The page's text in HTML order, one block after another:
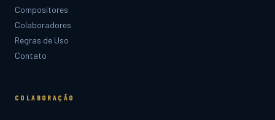
Compositores
Colaboradores
Regras de Uso
Contato
COLABORAÇÃO